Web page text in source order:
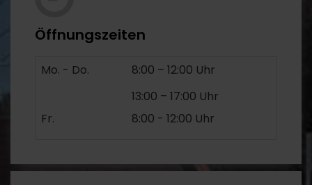
Öffnungszeiten
Mo. - Do. 8:00 – 12:00 Uhr
Fr.
13:00 – 17:00 Uhr
8:00 - 12:00 Uhr